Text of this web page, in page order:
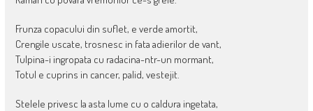
Frunza copacului din suflet, e verde amortit,
Crengile uscate, trosnesc in fata adierilor de vant,
Tulpina-i ingropata cu radacina-ntr-un mormant,
Totul e cuprins in cancer, palid, vestejit.
Stelele privesc la asta lume cu o caldura ingetata,